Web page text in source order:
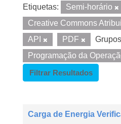
Etiquetas: Semi-horário
Creative Commons
API
PDF
Programação da
Filtrar Resultados
Carga de Energia